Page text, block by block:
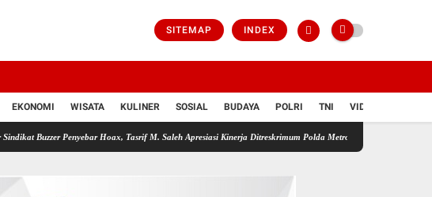
SITEMAP INDEX
EKONOMI WISATA KULINER SOSIAL BUDAYA POLRI TNI VIDIO
Hoax, Tasrif M. Saleh Apresiasi Kinerja Ditreskrimum Polda Metro Jaya Tak Lindungi Oknum Polisi